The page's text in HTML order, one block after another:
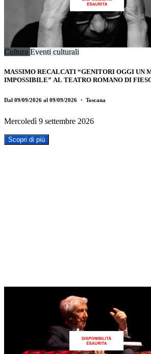
Cultura Eventi culturali
MASSIMO RECALCATI “GENITORI OGGI UN
IMPOSSIBILE” AL TEATRO ROMANO DI
Dal 09/09/2026 al 09/09/2026 ・ Toscana
Mercoledì 9 settembre 2026
Scopri di più